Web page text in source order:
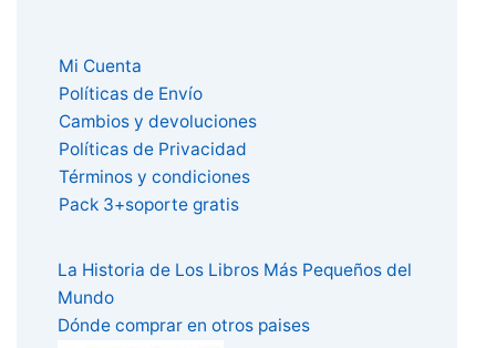
Mi Cuenta
Políticas de Envío
Cambios y devoluciones
Políticas de Privacidad
Términos y condiciones
Pack 3+soporte gratis
La Historia de Los Libros Más Pequeños del
Mundo
Dónde comprar en otros paises